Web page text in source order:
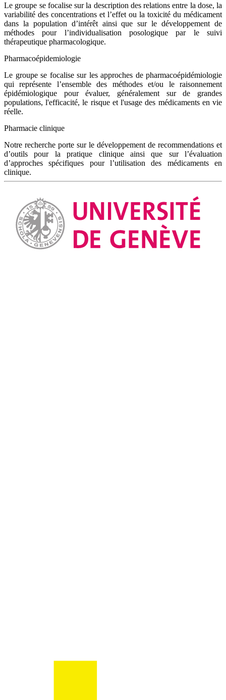
Le groupe se focalise sur la description des relations entre la dose, la
variabilité des concentrations et l’effet ou la toxicité du médicament
dans la population d’intérêt ainsi que sur le développement de
méthodes pour l’individualisation posologique par le suivi
thérapeutique pharmacologique.
Pharmacoépidemiologie
Le groupe se focalise sur les approches de pharmacoépidémiologie
qui représente l’ensemble des méthodes et/ou le raisonnement
épidémiologique pour évaluer, généralement sur de grandes
populations, l'efficacité, le risque et l'usage des médicaments en vie
réelle.
Pharmacie clinique
Notre recherche porte sur le développement de recommendations et
d’outils pour la pratique clinique ainsi que sur l’évaluation
d’approches spécifiques pour l’utilisation des médicaments en
clinique.